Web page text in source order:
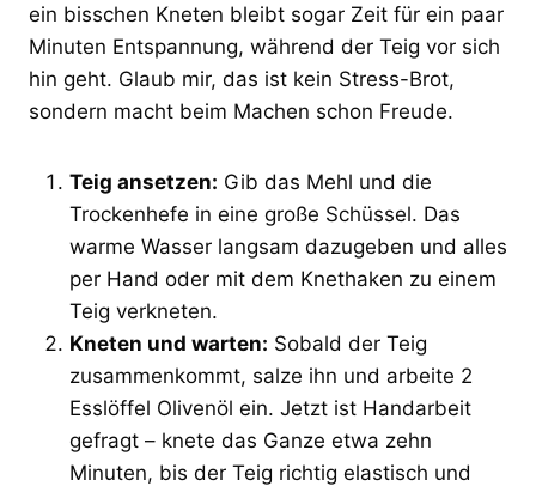
ein bisschen Kneten bleibt sogar Zeit für ein paar
Minuten Entspannung, während der Teig vor sich
hin geht. Glaub mir, das ist kein Stress-Brot,
sondern macht beim Machen schon Freude.
Teig ansetzen: Gib das Mehl und die
Trockenhefe in eine große Schüssel. Das
warme Wasser langsam dazugeben und alles
per Hand oder mit dem Knethaken zu einem
Teig verkneten.
Kneten und warten: Sobald der Teig
zusammenkommt, salze ihn und arbeite 2
Esslöffel Olivenöl ein. Jetzt ist Handarbeit
gefragt – knete das Ganze etwa zehn
Minuten, bis der Teig richtig elastisch und